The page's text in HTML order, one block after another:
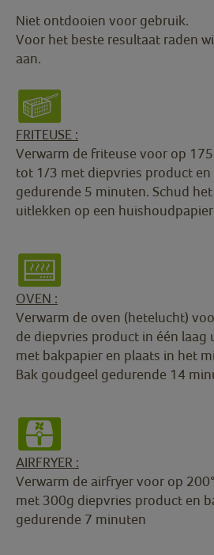
Niet ontdooien voor gebruik.
Voor het beste resultaat raden
aan.
FRITEUSE :
Verwarm de friteuse voor op
tot 1/3 met diepvries product en
gedurende 5 minuten. Schud
uitlekken op een
OVEN :
Verwarm de oven (hetelucht)
de diepvries product in één laag
met bakpapier en plaats in het
Bak goudgeel gedurende 14
AIRFRYER :
Verwarm de airfryer voor op
met 300g diepvries product en
gedurende 7 minuten